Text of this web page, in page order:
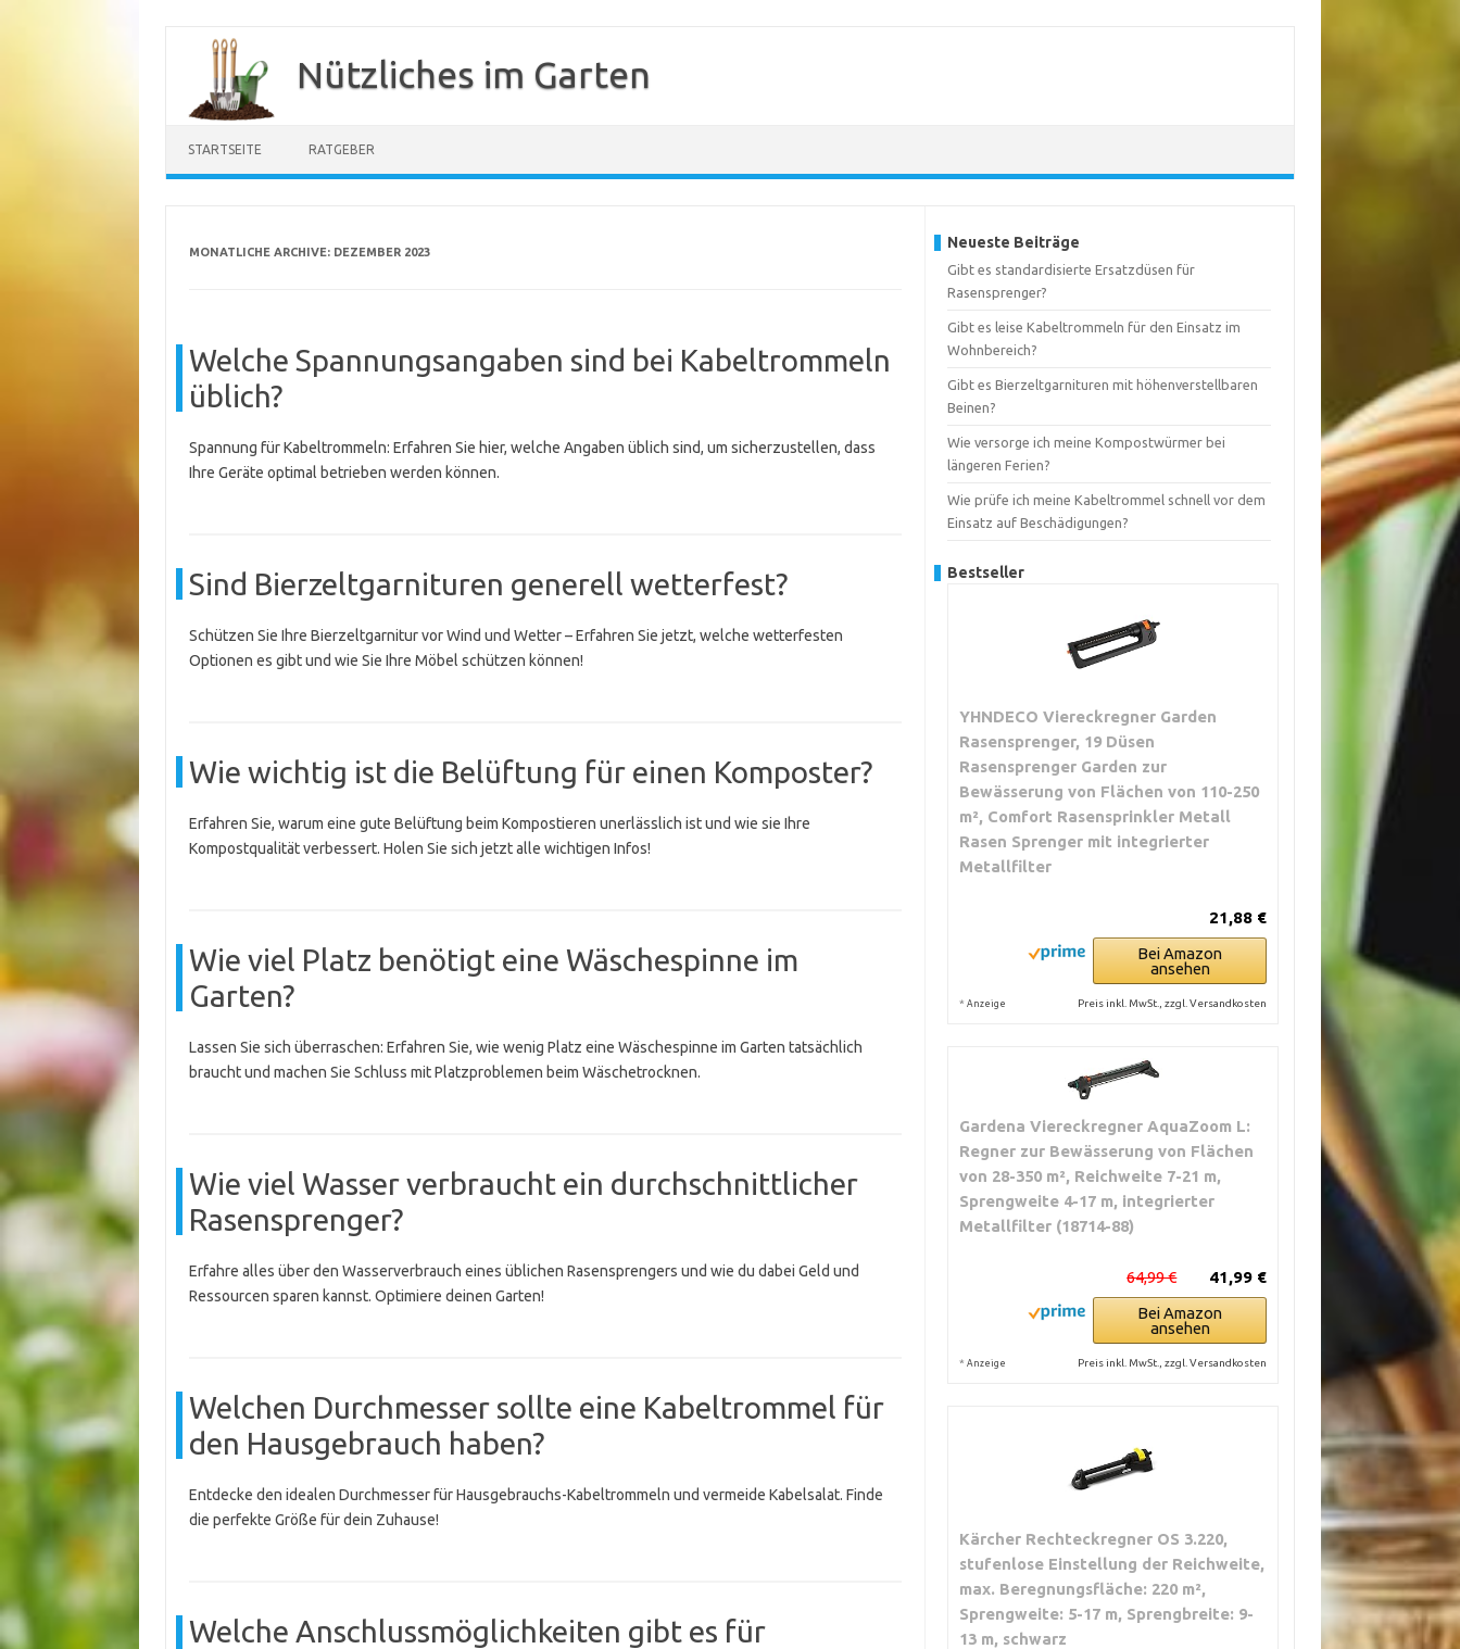
springen
Nützliches im Garten
STARTSEITE RATGEBER
MONATLICHE ARCHIVE: DEZEMBER 2023
Welche Spannungsangaben sind bei Kabeltrommeln
üblich?
Spannung für Kabeltrommeln: Erfahren Sie hier, welche Angaben üblich sind, um sicherzustellen, dass
Ihre Geräte optimal betrieben werden können.
Sind Bierzeltgarnituren generell wetterfest?
Schützen Sie Ihre Bierzeltgarnitur vor Wind und Wetter – Erfahren Sie jetzt, welche wetterfesten
Optionen es gibt und wie Sie Ihre Möbel schützen können!
Wie wichtig ist die Belüftung für einen Komposter?
Erfahren Sie, warum eine gute Belüftung beim Kompostieren unerlässlich ist und wie sie Ihre
Kompostqualität verbessert. Holen Sie sich jetzt alle wichtigen Infos!
Wie viel Platz benötigt eine Wäschespinne im
Garten?
Lassen Sie sich überraschen: Erfahren Sie, wie wenig Platz eine Wäschespinne im Garten tatsächlich
braucht und machen Sie Schluss mit Platzproblemen beim Wäschetrocknen.
Wie viel Wasser verbraucht ein durchschnittlicher
Rasensprenger?
Erfahre alles über den Wasserverbrauch eines üblichen Rasensprengers und wie du dabei Geld und
Ressourcen sparen kannst. Optimiere deinen Garten!
Welchen Durchmesser sollte eine Kabeltrommel für
den Hausgebrauch haben?
Entdecke den idealen Durchmesser für Hausgebrauchs-Kabeltrommeln und vermeide Kabelsalat. Finde
die perfekte Größe für dein Zuhause!
Welche Anschlussmöglichkeiten gibt es für
Neueste Beiträge
Gibt es standardisierte Ersatzdüsen für
Rasensprenger?
Gibt es leise Kabeltrommeln für den Einsatz im
Wohnbereich?
Gibt es Bierzeltgarnituren mit höhenverstellbaren
Beinen?
Wie versorge ich meine Kompostwürmer bei
längeren Ferien?
Wie prüfe ich meine Kabeltrommel schnell vor dem
Einsatz auf Beschädigungen?
Bestseller
YHNDECO Viereckregner Garden
Rasensprenger, 19 Düsen
Rasensprenger Garden zur
Bewässerung von Flächen von 110-250
m², Comfort Rasensprinkler Metall
Rasen Sprenger mit integrierter
Metallfilter
21,88 €
Bei Amazon
ansehen
* Anzeige Preis inkl. MwSt., zzgl. Versandkosten
Gardena Viereckregner AquaZoom L:
Regner zur Bewässerung von Flächen
von 28-350 m², Reichweite 7-21 m,
Sprengweite 4-17 m, integrierter
Metallfilter (18714-88)
41,99 €
64,99 €
Bei Amazon
ansehen
* Anzeige Preis inkl. MwSt., zzgl. Versandkosten
Kärcher Rechteckregner OS 3.220,
stufenlose Einstellung der Reichweite,
max. Beregnungsfläche: 220 m²,
Sprengweite: 5-17 m, Sprengbreite: 9-
13 m, schwarz